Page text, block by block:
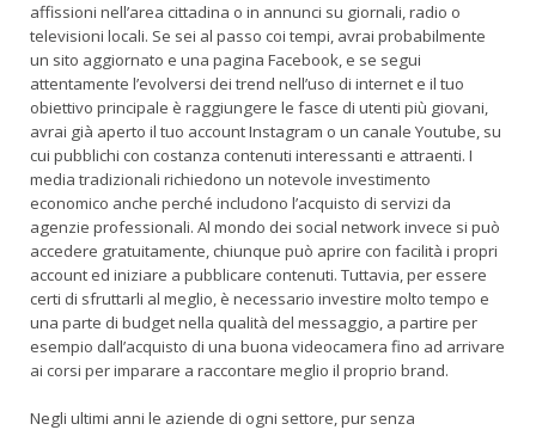
affissioni nell’area cittadina o in annunci su giornali, radio o
televisioni locali. Se sei al passo coi tempi, avrai probabilmente
un sito aggiornato e una pagina Facebook, e se segui
attentamente l’evolversi dei trend nell’uso di internet e il tuo
obiettivo principale è raggiungere le fasce di utenti più giovani,
avrai già aperto il tuo account Instagram o un canale Youtube, su
cui pubblichi con costanza contenuti interessanti e attraenti. I
media tradizionali richiedono un notevole investimento
economico anche perché includono l’acquisto di servizi da
agenzie professionali. Al mondo dei social network invece si può
accedere gratuitamente, chiunque può aprire con facilità i propri
account ed iniziare a pubblicare contenuti. Tuttavia, per essere
certi di sfruttarli al meglio, è necessario investire molto tempo e
una parte di budget nella qualità del messaggio, a partire per
esempio dall’acquisto di una buona videocamera fino ad arrivare
ai corsi per imparare a raccontare meglio il proprio brand.
Negli ultimi anni le aziende di ogni settore, pur senza